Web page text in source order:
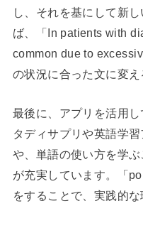
し、それを基にして新
ば、「In patients with
common due to
の状況に合った文に変え
最後に、アプリを活用
タディサプリや英語学
や、単語の使い方を学
が充実しています。「
をすることで、実践的な